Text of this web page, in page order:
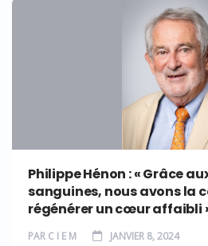
Philippe Hénon : « Grâce
sanguines, nous avons la
régénérer un cœur affaibli
PAR C I E M JANVIER 8, 2024